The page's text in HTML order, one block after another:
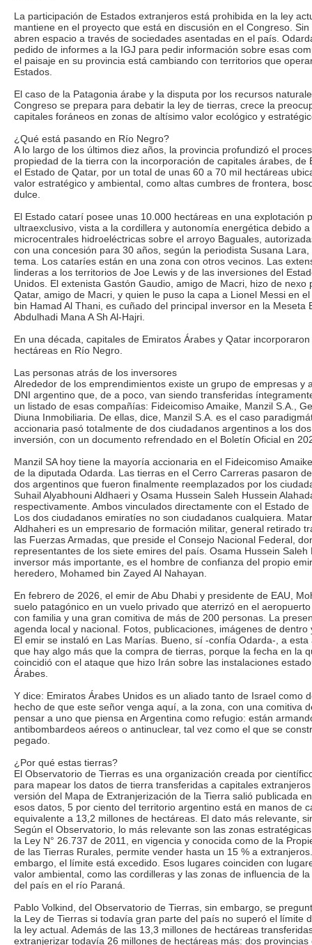
La participación de Estados extranjeros está prohibida en la ley
mantiene en el proyecto que está en discusión en el Congreso.
abren espacio a través de sociedades asentadas en el país.
pedido de informes a la IGJ para pedir información sobre esas
el paisaje en su provincia está cambiando con territorios que
Estados.
El caso de la Patagonia árabe y la disputa por los recursos
Congreso se prepara para debatir la ley de tierras, crece la
capitales foráneos en zonas de altísimo valor ecológico y
¿Qué está pasando en Río Negro?
A lo largo de los últimos diez años, la provincia profundizó el
propiedad de la tierra con la incorporación de capitales árabes, de
el Estado de Qatar, por un total de unas 60 a 70 mil hectáreas
valor estratégico y ambiental, como altas cumbres de frontera,
dulce.
El Estado catarí posee unas 10.000 hectáreas en una explotación
ultraexclusivo, vista a la cordillera y autonomía energética debido
microcentrales hidroeléctricas sobre el arroyo Baguales,
con una concesión para 30 años, según la periodista Susana
tema. Los cataríes están en una zona con otros vecinos. Las
linderas a los territorios de Joe Lewis y de las inversiones del
Unidos. El extenista Gastón Gaudio, amigo de Macri, hizo de nexo
Qatar, amigo de Macri, y quien le puso la capa a Lionel Messi en
bin Hamad Al Thani, es cuñado del principal inversor en la Meseta
Abdulhadi Mana A Sh Al-Hajri.
En una década, capitales de Emiratos Árabes y Qatar
hectáreas en Río Negro.
Las personas atrás de los inversores
Alrededor de los emprendimientos existe un grupo de empresas y
DNI argentino que, de a poco, van siendo transferidas
un listado de esas compañías: Fideicomiso Amaike, Manzil S.A.,
Diuna Inmobiliaria. De ellas, dice, Manzil S.A. es el caso
accionaria pasó totalmente de dos ciudadanos argentinos a los
inversión, con un documento refrendado en el Boletín Oficial en
Manzil SA hoy tiene la mayoría accionaria en el Fideicomiso
de la diputada Odarda. Las tierras en el Cerro Carreras pasaron
dos argentinos que fueron finalmente reemplazados por los
Suhail Alyabhouni Aldhaeri y Osama Hussein Saleh Hussein
respectivamente. Ambos vinculados directamente con el Estado
Los dos ciudadanos emiratíes no son ciudadanos cualquiera.
Aldhaheri es un empresario de formación militar, general retirado
las Fuerzas Armadas, que preside el Consejo Nacional Federal,
representantes de los siete emires del país. Osama Hussein Saleh
inversor más importante, es el hombre de confianza del propio
heredero, Mohamed bin Zayed Al Nahayan.
En febrero de 2026, el emir de Abu Dhabi y presidente de EAU,
suelo patagónico en un vuelo privado que aterrizó en el
con familia y una gran comitiva de más de 200 personas. La
agenda local y nacional. Fotos, publicaciones, imágenes de
El emir se instaló en Las Marías. Bueno, sí -confía Odarda-, a
que hay algo más que la compra de tierras, porque la fecha en la
coincidió con el ataque que hizo Irán sobre las instalaciones
Árabes.
Y dice: Emiratos Árabes Unidos es un aliado tanto de Israel como
hecho de que este señor venga aquí, a la zona, con una comitiva
pensar a uno que piensa en Argentina como refugio: están
antibombardeos aéreos o antinuclear, tal vez como el que se
pegado.
¿Por qué estas tierras?
El Observatorio de Tierras es una organización creada por
para mapear los datos de tierra transferidas a capitales
versión del Mapa de Extranjerización de la Tierra salió publicada
esos datos, 5 por ciento del territorio argentino está en manos de
equivalente a 13,2 millones de hectáreas. El dato más relevante,
Según el Observatorio, lo más relevante son las zonas
la Ley N° 26.737 de 2011, en vigencia y conocida como de la
de las Tierras Rurales, permite vender hasta un 15 % a
embargo, el límite está excedido. Esos lugares coinciden con
valor ambiental, como las cordilleras y las zonas de influencia de
del país en el río Paraná.
Pablo Volkind, del Observatorio de Tierras, sin embargo, se
la Ley de Tierras si todavía gran parte del país no superó el límite
la ley actual. Además de las 13,3 millones de hectáreas
extranjerizar todavía 26 millones de hectáreas más: dos